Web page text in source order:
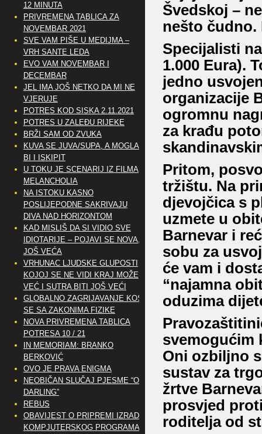
Švedskoj –
nešto čudno.
Specijalisti
1.000 Eura).
jedno
organizacije
ogromnu
za krađu
Pritom,
tržištu. Na
djevojčica s
uzmete u
Barnevar i
sobu za
će vam i
“najamna
oduzima
svemogućim
Oni ozbiljno
sustav za
žrtve
prosvjed
roditelja od
12 MINUTA
PRIVREMENA TABLICA ZA
NOVEMBAR 2021
SVE VAM PIŠE U MEDIJMA –
VRH SANTE LEDA
EVO VAM NOVEMBAR I
DECEMBAR
JEL IMA JOŠ NETKO DA MI NE
VJERUJE
POTRES KOD SISKA 2.11.2021
POTRES U ZALEĐU RIJEKE
BRŽI SAM OD ZVUKA
KUVA SE JUVA/SUPA, A MOGLA
BI I ISKIPIT
U TOKU JE SCENARIJ IZ FILMA
MELANCHOLIA
NA ISTOKU KASNO
POSLIJEPODNE SAKRIVAJU
DIVA NAD HORIZONTOM
KAD MISLIŠ DA SI VIDIO SVE
IDIOTARIJE – POJAVI SE NOVA,..
JOŠ VEĆA
VRHUNAC LJUDSKE GLUPOSTI
KOJOJ SE NE VIDI KRAJ MOŽE
VEĆ I SUTRA BITI JOŠ VEĆI
GLOBALNO ZAGRIJAVANJE KOSI
SE SA ZAKONIMA FIZIKE
NOVA PRIVREMENA TABLICA
POTRESA 10 / 21
IN MEMORIAM: BRANKO
BERKOVIĆ
OVO JE PRAVA ENIGMA
NEOBIČAN SLUČAJ PJESME “OH
DARLING”
REBUS
OBAVIJEST O PRIPREMI IZRADE
KOMPJUTERSKOG PROGRAMA